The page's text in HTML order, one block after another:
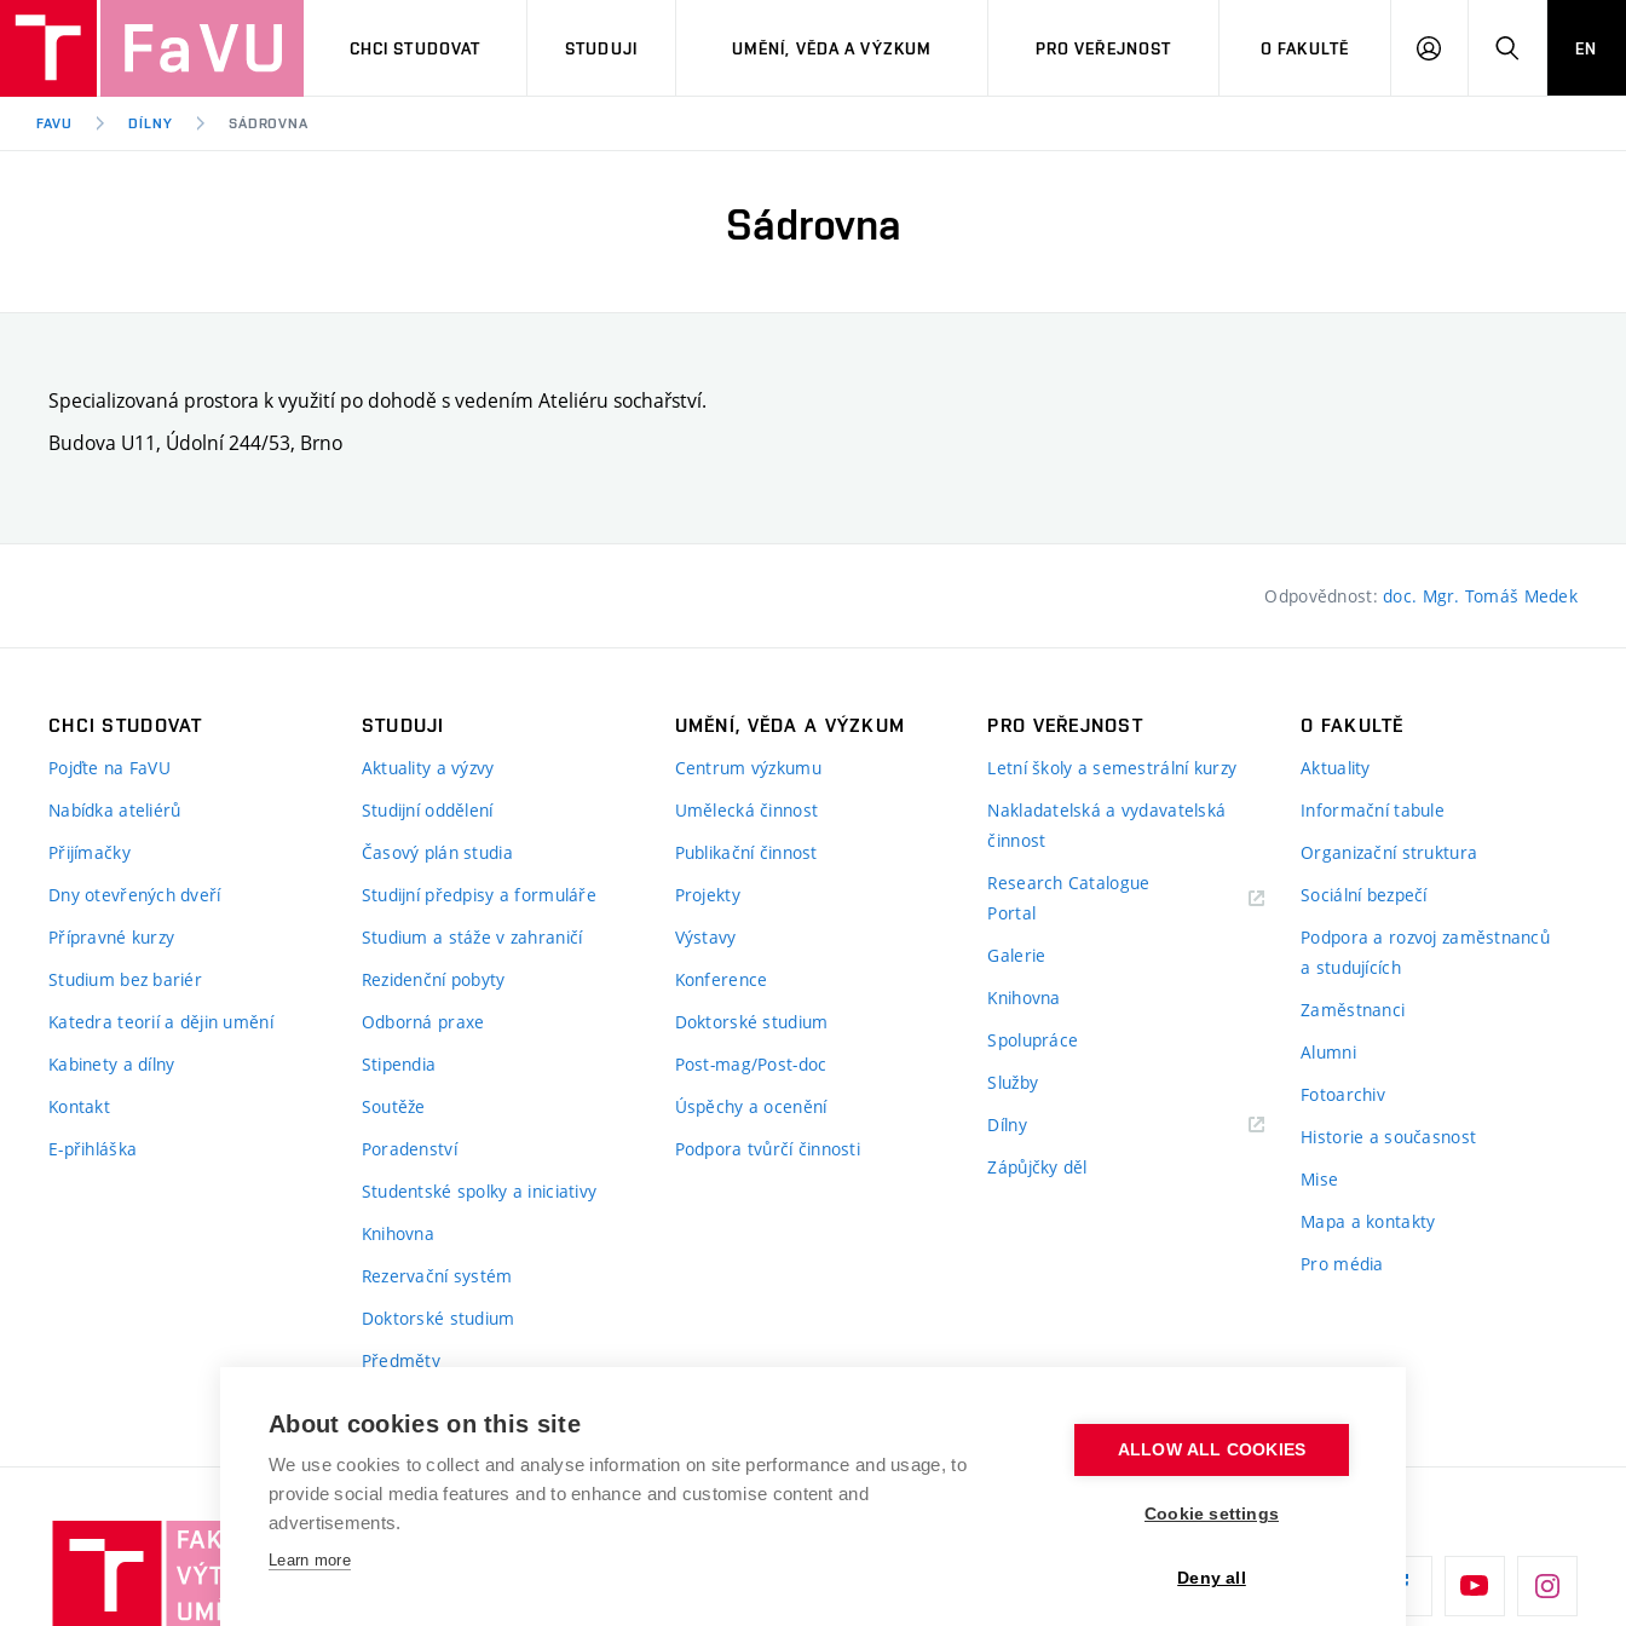
CHCI STUDOVAT STUDUJI UMĚNÍ, VĚDA A VÝZKUM PRO VEŘEJNOST O FAKULTĚ
PŘIHLÁSITHLEDAT
EN
FAVU DÍLNY SÁDROVNA
Sádrovna
Specializovaná prostora k využití po dohodě s vedením Ateliéru sochařství.
Budova U11, Údolní 244/53, Brno
Odpovědnost:doc. Mgr. Tomáš Medek
CHCI STUDOVAT
Pojďte na FaVU
Nabídka ateliérů
Přijímačky
Dny otevřených dveří
Přípravné kurzy
Studium bez bariér
Katedra teorií a dějin umění
Kabinety a dílny
Kontakt
E-přihláška
STUDUJI
Aktuality a výzvy
Studijní oddělení
Časový plán studia
Studijní předpisy a formuláře
Studium a stáže v zahraničí
Rezidenční pobyty
Odborná praxe
Stipendia
Soutěže
Poradenství
Studentské spolky a iniciativy
Knihovna
Rezervační systém
Doktorské studium
Předměty
UMĚNÍ, VĚDA A VÝZKUM
Centrum výzkumu
Umělecká činnost
Publikační činnost
Projekty
Výstavy
Konference
Doktorské studium
Post-mag/Post-doc
Úspěchy a ocenění
Podpora tvůrčí činnosti
PRO VEŘEJNOST
Letní školy a semestrální kurzy
Nakladatelská a vydavatelská
činnost
Research Catalogue
Portal
Galerie
Knihovna
Spolupráce
Služby
Dílny
Zápůjčky děl
O FAKULTĚ
Aktuality
Informační tabule
Organizační struktura
Sociální bezpečí
Podpora a rozvoj zaměstnanců
a studujících
Zaměstnanci
Alumni
Fotoarchiv
Historie a současnost
Mise
Mapa a kontakty
Pro média
Vysoké
About cookies on this site
We use cookies to collect and analyse information on site performance and usage, to
provide social media features and to enhance and customise content and
advertisements.
Learn more
ALLOW ALL COOKIES
Cookie settings
Deny all